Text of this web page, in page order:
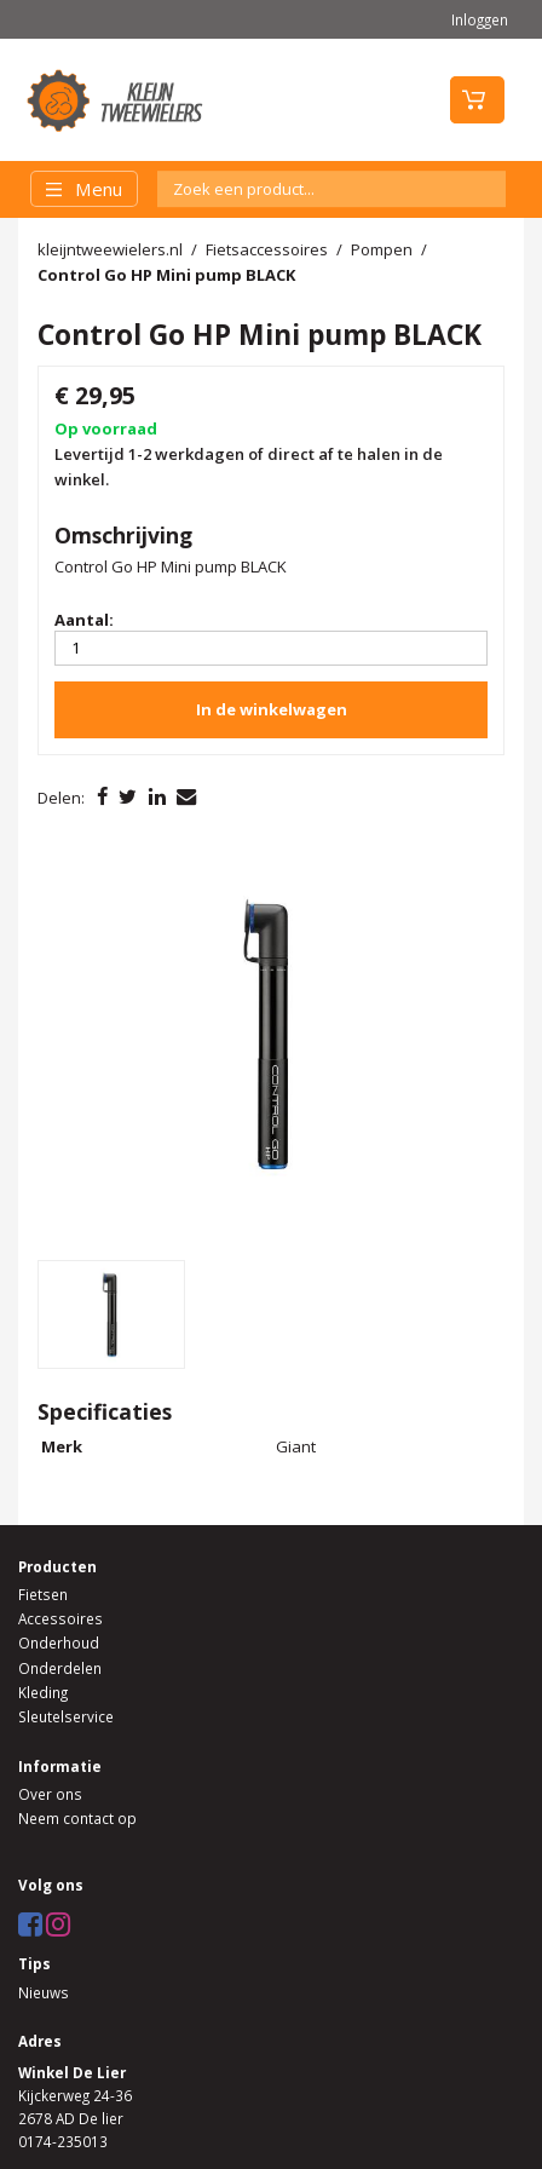
Inloggen
Menu
kleijntweewielers.nl Fietsaccessoires
Pompen
Control Go HP Mini pump BLACK
Control Go HP Mini pump BLACK
€ 29,95
Op voorraad
Levertijd 1-2 werkdagen of direct af te halen in de
winkel.
Omschrijving
Control Go HP Mini pump BLACK
Aantal:
In de winkelwagen
Delen:
Specificaties
Merk Giant
Producten
Fietsen
Accessoires
Onderhoud
Onderdelen
Kleding
Sleutelservice
Informatie
Over ons
Neem contact op
Volg ons
Tips
Nieuws
Adres
Winkel De Lier
Kijckerweg 24-36
2678 AD De lier
0174-235013